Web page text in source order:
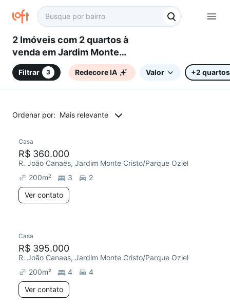
2 Imóveis com 2 quartos à
venda em Jardim Monte
Cristo/Parque Oziel, Campinas,
SPFiltrar 3 Redecore IA Valor +2 quartos
Ordenar por: Mais relevante
Chegou este mês
Casa
R$ 360.000
R. João Canaes, Jardim Monte Cristo/Parque Oziel
200m² 3
2
Ver contato
Chegou este mês
Casa
R$ 395.000
R. João Canaes, Jardim Monte Cristo/Parque Oziel
200m² 4
4
Ver contato